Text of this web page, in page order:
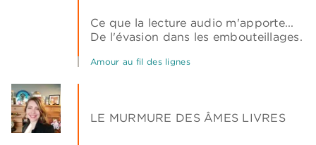
Ce que la lecture audio m'apporte...
De l'évasion dans les embouteillages.
Amour au fil des lignes
LE MURMURE DES ÂMES LIVRES